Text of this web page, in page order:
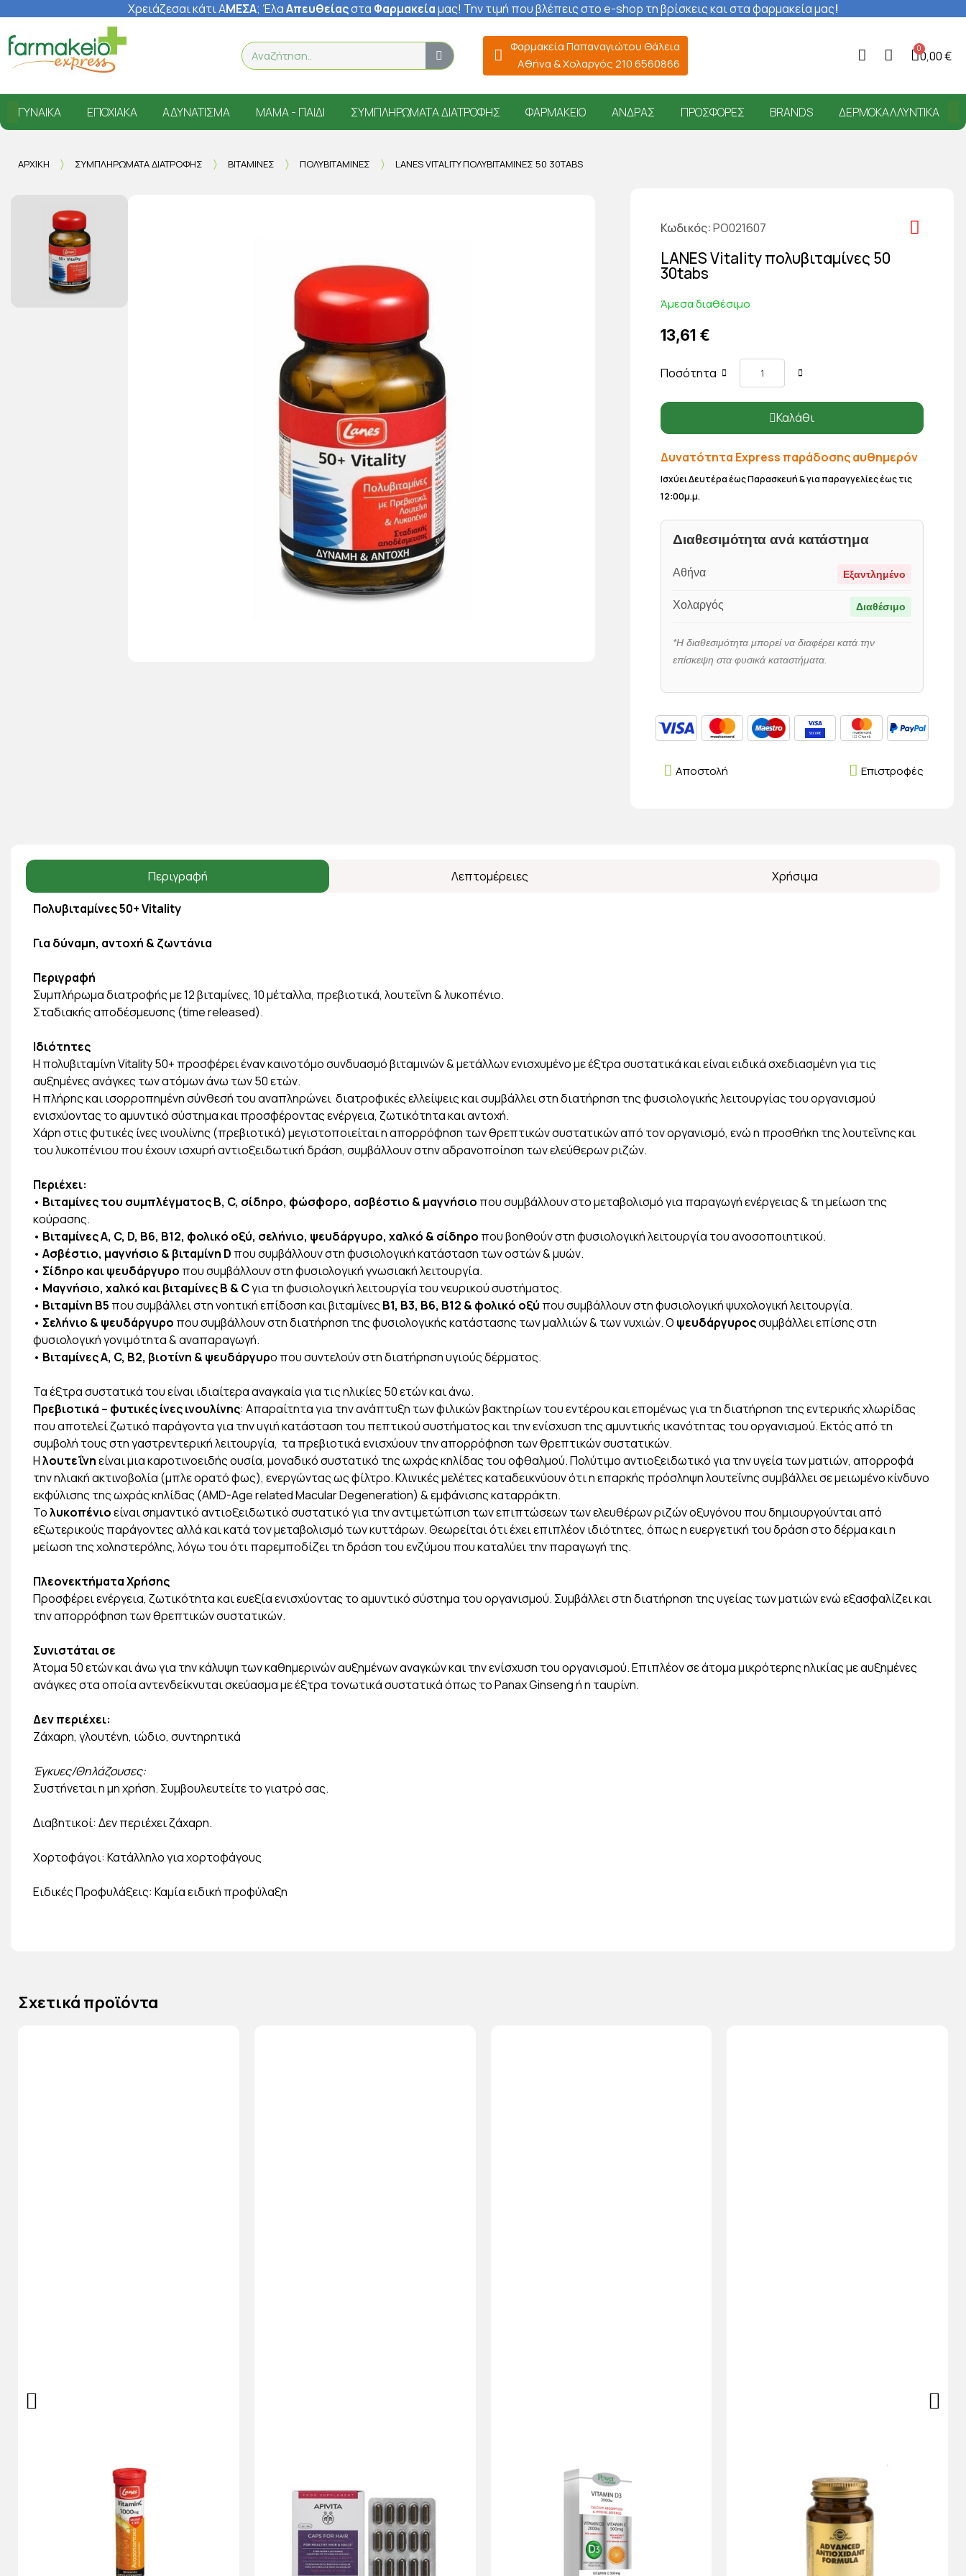
Χρειάζεσαι κάτι ΑΜΕΣΑ; ΈλαΑπευθείαςστα Φαρμακείαμας! Την τιμή που βλέπεις στο e-shop τη βρίσκεις και στα φαρμακεία μας!
Φαρμακεία Παπαναγιώτου Θάλεια
Αθήνα & Χολαργός 210 6560866
0,00 €
ΓΥΝΑΊΚΑ ΕΠΟΧΙΑΚΆ ΑΔΥΝΆΤΙΣΜΑ ΜΑΜΆ - ΠΑΙΔΊ ΣΥΜΠΛΗΡΏΜΑΤΑ ΔΙΑΤΡΟΦΉΣ ΦΑΡΜΑΚΕΊΟ ΆΝΔΡΑΣ ΠΡΟΣΦΟΡΈΣ BRANDS ΔΕΡΜΟΚΑΛΛΥΝΤΙΚΆ
ΑΡΧΙΚΉ ΣΥΜΠΛΗΡΏΜΑΤΑ ΔΙΑΤΡΟΦΉΣ ΒΙΤΑΜΊΝΕΣ ΠΟΛΥΒΙΤΑΜΊΝΕΣ LANES VITALITY ΠΟΛΥΒΙΤΑΜΊΝΕΣ 50 30TABS
Κωδικός PO021607
LANES Vitality πολυβιταμίνες 50
30tabs
Άμεσα διαθέσιμο
13,61 €
Ποσότητα
Καλάθι
Δυνατότητα Express παράδοσης αυθημερόν
Ισχύει Δευτέρα έως Παρασκευή & για παραγγελίες έως τις
12:00μ.μ.
Διαθεσιμότητα ανά κατάστημα
Αθήνα Εξαντλημένο
Χολαργός Διαθέσιμο
*Η διαθεσιμότητα μπορεί να διαφέρει κατά την
επίσκεψη στα φυσικά καταστήματα.
Επιστροφές
Αποστολή
Περιγραφή Λεπτομέρειες Χρήσιμα
Πολυβιταμίνες 50+ Vitality
Για δύναμη, αντοχή & ζωντάνια
Περιγραφή
Συμπλήρωμα διατροφής με 12 βιταμίνες, 10 μέταλλα, πρεβιοτικά, λουτεΐνη & λυκοπένιο.
Σταδιακής αποδέσμευσης (time released).
Ιδιότητες
Η πολυβιταμίνη Vitality 50+ προσφέρει έναν καινοτόμο συνδυασμό βιταμινών & μετάλλων ενισχυμένο με έξτρα συστατικά και είναι ειδικά σχεδιασμένη για τις
αυξημένες ανάγκες των ατόμων άνω των 50 ετών.
Η πλήρης και ισορροπημένη σύνθεσή του αναπληρώνει διατροφικές ελλείψεις και συμβάλλει στη διατήρηση της φυσιολογικής λειτουργίας του οργανισμού
ενισχύοντας το αμυντικό σύστημα και προσφέροντας ενέργεια, ζωτικότητα και αντοχή.
Χάρη στις φυτικές ίνες ινουλίνης (πρεβιοτικά) μεγιστοποιείται η απορρόφηση των θρεπτικών συστατικών από τον οργανισμό, ενώ η προσθήκη της λουτεΐνης και
του λυκοπένιου που έχουν ισχυρή αντιοξειδωτική δράση, συμβάλλουν στην αδρανοποίηση των ελεύθερων ριζών.
Περιέχει:
• Βιταμίνες του συμπλέγματος Β, C, σίδηρο, φώσφορο, ασβέστιο & μαγνήσιο που συμβάλλουν στο μεταβολισμό για παραγωγή ενέργειας & τη μείωση της
κούρασης.
• Βιταμίνες Α, C, D, B6, B12, φολικό οξύ, σελήνιο, ψευδάργυρο, χαλκό & σίδηρο που βοηθούν στη φυσιολογική λειτουργία του ανοσοποιητικού.
• Ασβέστιο, μαγνήσιο & βιταμίνη D που συμβάλλουν στη φυσιολογική κατάσταση των οστών & μυών.
• Σίδηρο και ψευδάργυρο που συμβάλλουν στη φυσιολογική γνωσιακή λειτουργία.
• Μαγνήσιο, χαλκό και βιταμίνες Β & Cγια τη φυσιολογική λειτουργία του νευρικού συστήματος.
• Βιταμίνη Β5 που συμβάλλει στη νοητική επίδοση και βιταμίνες Β1, Β3, Β6, Β12 & φολικό οξύ που συμβάλλουν στη φυσιολογική ψυχολογική λειτουργία.
• Σελήνιο & ψευδάργυρο που συμβάλλουν στη διατήρηση της φυσιολογικής κατάστασης των μαλλιών & των νυχιών. Ο ψευδάργυροςσυμβάλλει επίσης στη
φυσιολογική γονιμότητα & αναπαραγωγή.
• Βιταμίνες Α, C, Β2, βιοτίνη & ψευδάργυρο που συντελούν στη διατήρηση υγιούς δέρματος.
Τα έξτρα συστατικά του είναι ιδιαίτερα αναγκαία για τις ηλικίες 50 ετών και άνω.
Πρεβιοτικά – φυτικές ίνες ινουλίνης: Απαραίτητα για την ανάπτυξη των φιλικών βακτηρίων του εντέρου και επομένως για τη διατήρηση της εντερικής χλωρίδας
που αποτελεί ζωτικό παράγοντα για την υγιή κατάσταση του πεπτικού συστήματος και την ενίσχυση της αμυντικής ικανότητας του οργανισμού. Εκτός από τη
συμβολή τους στη γαστρεντερική λειτουργία, τα πρεβιοτικά ενισχύουν την απορρόφηση των θρεπτικών συστατικών.
Ηλουτεΐνηείναι μια καροτινοειδής ουσία, μοναδικό συστατικό της ωχράς κηλίδας του οφθαλμού. Πολύτιμο αντιοξειδωτικό για την υγεία των ματιών, απορροφά
την ηλιακή ακτινοβολία (μπλε ορατό φως), ενεργώντας ως φίλτρο. Κλινικές μελέτες καταδεικνύουν ότι η επαρκής πρόσληψη λουτεΐνης συμβάλλει σε μειωμένο κίνδυνο
εκφύλισης της ωχράς κηλίδας (AMD-Age related Macular Degeneration) & εμφάνισης καταρράκτη.
Τολυκοπένιοείναι σημαντικό αντιοξειδωτικό συστατικό για την αντιμετώπιση των επιπτώσεων των ελευθέρων ριζών οξυγόνου που δημιουργούνται από
εξωτερικούς παράγοντες αλλά και κατά τον μεταβολισμό των κυττάρων. Θεωρείται ότι έχει επιπλέον ιδιότητες, όπως η ευεργετική του δράση στο δέρμα και η
μείωση της χοληστερόλης, λόγω του ότι παρεμποδίζει τη δράση του ενζύμου που καταλύει την παραγωγή της.
Πλεονεκτήματα Χρήσης
Προσφέρει ενέργεια, ζωτικότητα και ευεξία ενισχύοντας το αμυντικό σύστημα του οργανισμού. Συμβάλλει στη διατήρηση της υγείας των ματιών ενώ εξασφαλίζει και
την απορρόφηση των θρεπτικών συστατικών.
Συνιστάται σε
Άτομα 50 ετών και άνω για την κάλυψη των καθημερινών αυξημένων αναγκών και την ενίσχυση του οργανισμού. Επιπλέον σε άτομα μικρότερης ηλικίας με αυξημένες
ανάγκες στα οποία αντενδείκνυται σκεύασμα με έξτρα τονωτικά συστατικά όπως το Panax Ginseng ή η ταυρίνη.
Δεν περιέχει:
Ζάχαρη, γλουτένη, ιώδιο, συντηρητικά
Έγκυες/Θηλάζουσες:
Συστήνεται η μη χρήση. Συμβουλευτείτε το γιατρό σας.
Διαβητικοί: Δεν περιέχει ζάχαρη.
Χορτοφάγοι: Κατάλληλο για χορτοφάγους
Ειδικές Προφυλάξεις: Καμία ειδική προφύλαξη
Σχετικά προϊόντα